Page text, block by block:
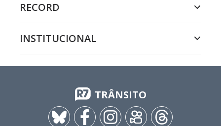
RECORD
INSTITUCIONAL
TRÂNSITO